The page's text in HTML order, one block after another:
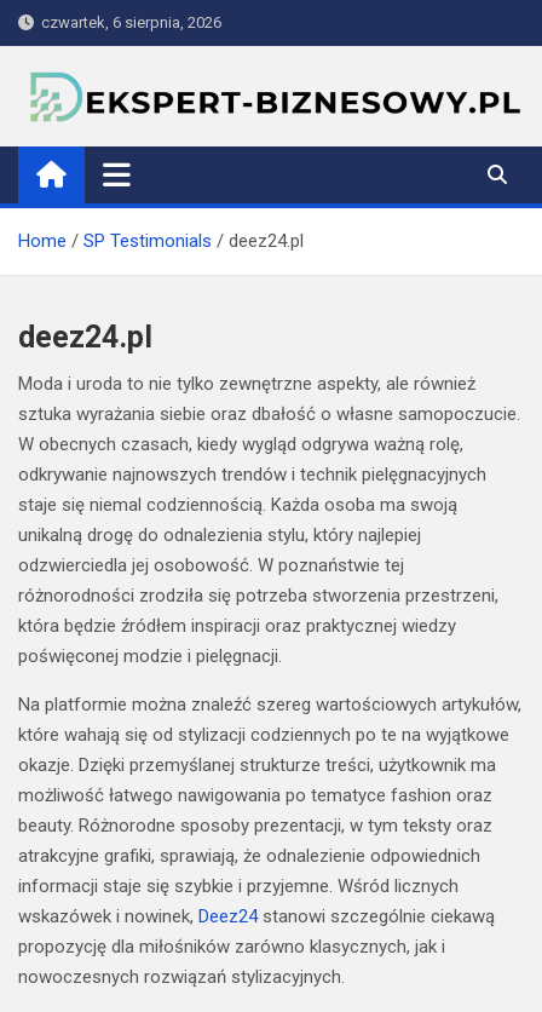
Skip
to
content
czwartek, 6 sierpnia, 2026
ekspert-biznesowy.pl
Home SP Testimonials deez24.pl
deez24.pl
Moda i uroda to nie tylko zewnętrzne aspekty, ale również
sztuka wyrażania siebie oraz dbałość o własne samopoczucie.
W obecnych czasach, kiedy wygląd odgrywa ważną rolę,
odkrywanie najnowszych trendów i technik pielęgnacyjnych
staje się niemal codziennością. Każda osoba ma swoją
unikalną drogę do odnalezienia stylu, który najlepiej
odzwierciedla jej osobowość. W poznaństwie tej
różnorodności zrodziła się potrzeba stworzenia przestrzeni,
która będzie źródłem inspiracji oraz praktycznej wiedzy
poświęconej modzie i pielęgnacji.
Na platformie można znaleźć szereg wartościowych artykułów,
które wahają się od stylizacji codziennych po te na wyjątkowe
okazje. Dzięki przemyślanej strukturze treści, użytkownik ma
możliwość łatwego nawigowania po tematyce fashion oraz
beauty. Różnorodne sposoby prezentacji, w tym teksty oraz
atrakcyjne grafiki, sprawiają, że odnalezienie odpowiednich
informacji staje się szybkie i przyjemne. Wśród licznych
wskazówek i nowinek, Deez24stanowi szczególnie ciekawą
propozycję dla miłośników zarówno klasycznych, jak i
nowoczesnych rozwiązań stylizacyjnych.